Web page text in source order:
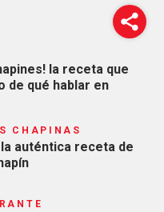
la receta que
de qué hablar en
CHAPINAS
auténtica receta de